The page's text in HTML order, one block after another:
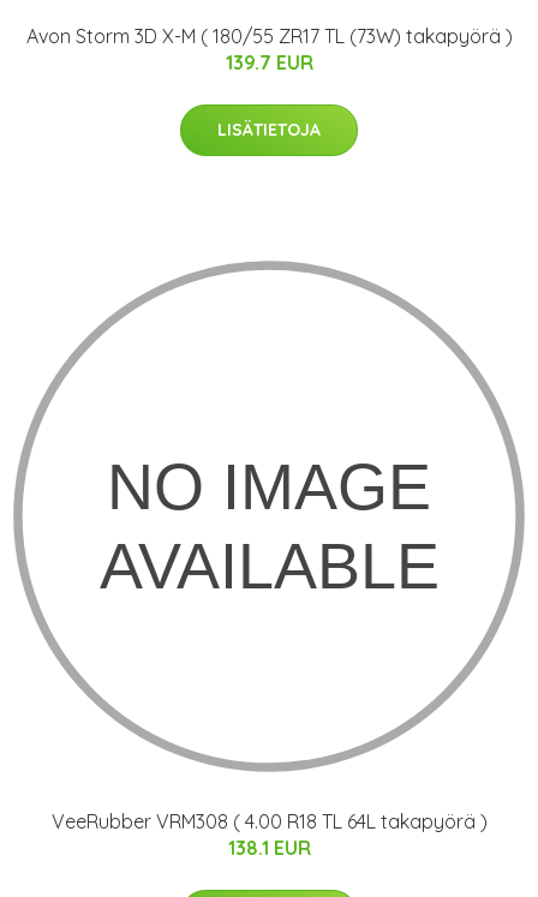
Avon Storm 3D X-M ( 180/55 ZR17 TL (73W) takapyörä )
139.7 EUR
LISÄTIETOJA
VeeRubber VRM308 ( 4.00 R18 TL 64L takapyörä )
138.1 EUR